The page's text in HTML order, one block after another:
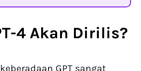
4 Akan Dirilis?
GPT sangat